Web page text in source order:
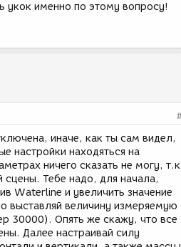
укок именно по этому вопросу!
иначе, как ты сам видел,
настройки находяться на
ничего сказать не могу,
сцены. Тебе надо, для начала,
Waterline и увеличить значение
выставляй величину измеряемую
30000). Опять же скажу, что все
Далее настраивай силу